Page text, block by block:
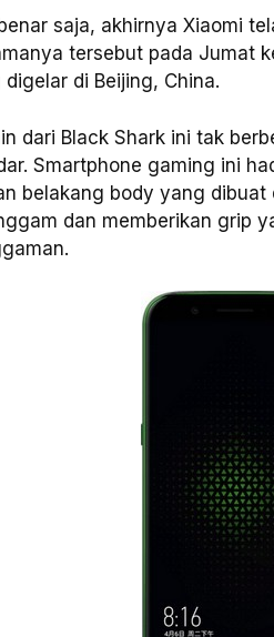
saja, akhirnya Xiaomi
tersebut pada Jumat
di Beijing, China.
dari Black Shark ini tak
Smartphone gaming ini
belakang body yang
dan memberikan grip